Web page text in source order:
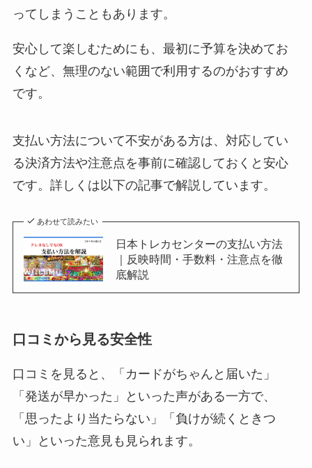
ってしまうこともあります。
安心して楽しむためにも、最初に予算を決めてお
くなど、無理のない範囲で利用するのがおすすめ
です。
支払い方法について不安がある方は、対応してい
る決済方法や注意点を事前に確認しておくと安心
です。詳しくは以下の記事で解説しています。
あわせて読みたい
日本トレカセンターの支払い方法
｜反映時間・手数料・注意点を徹
底解説
口コミから見る安全性
口コミを見ると、「カードがちゃんと届いた」
「発送が早かった」といった声がある一方で、
「思ったより当たらない」「負けが続くときつ
い」といった意見も見られます。